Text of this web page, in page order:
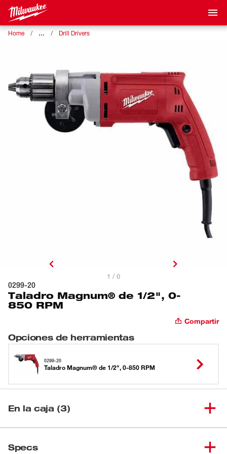
Home … Drill Drivers
1 / 0
0299-20
Taladro Magnum® de 1/2", 0-
850 RPM
Compartir
Opciones de herramientas
0299-20
Taladro Magnum® de 1/2", 0-850 RPM
En la caja (3)
Specs